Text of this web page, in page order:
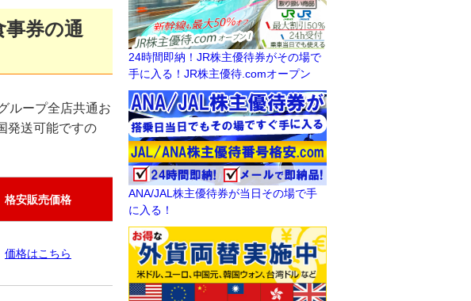
券の通
ループ全店共通お
発送可能ですの
格安販売価格
価格はこちら
24時間即納！JR株主優待券がその場で
手に入る！JR株主優待.comオープン
ANA/JAL株主優待券が当日その場で手
に入る！